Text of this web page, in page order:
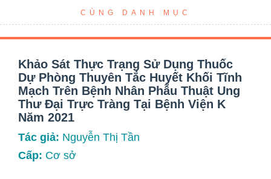
CÙNG DANH MỤC
Khảo Sát Thực Trạng Sử Dụng Thuốc
Dự Phòng Thuyên Tắc Huyết Khối Tĩnh
Mạch Trên Bệnh Nhân Phẫu Thuật Ung
Thư Đại Trực Tràng Tại Bệnh Viện K
Năm 2021
Tác giả: Nguyễn Thị Tần
Cấp: Cơ sở